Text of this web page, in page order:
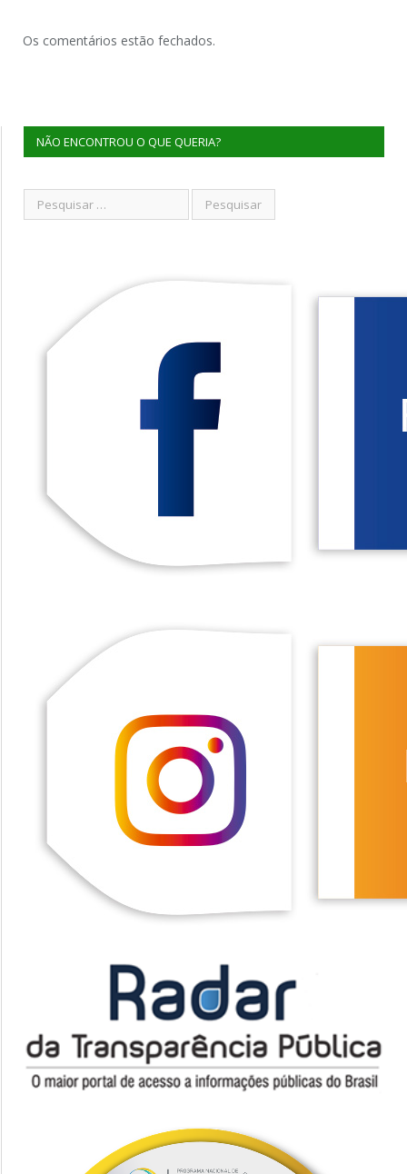
Os comentários estão fechados.
NÃO ENCONTROU O QUE QUERIA?